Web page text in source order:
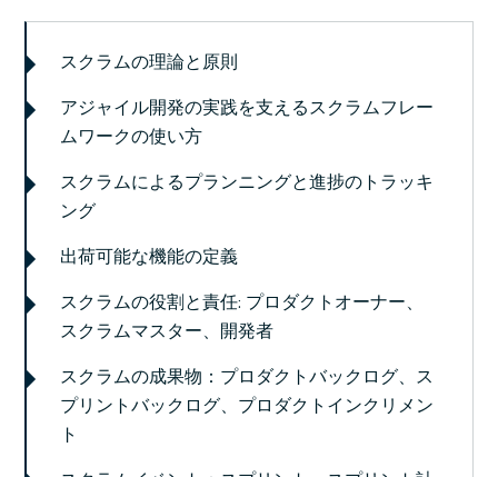
スクラムの理論と原則
アジャイル開発の実践を支えるスクラムフレー
ムワークの使い方
スクラムによるプランニングと進捗のトラッキ
ング
出荷可能な機能の定義
スクラムの役割と責任: プロダクトオーナー、
スクラムマスター、開発者
スクラムの成果物：プロダクトバックログ、ス
プリントバックログ、プロダクトインクリメン
ト